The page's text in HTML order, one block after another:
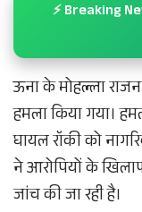
⚡ Breaking
ऊना के मोहल्ला
हमला किया गया।
घायल रॉकी को
ने आरोपियों के
जांच की जा रही है।